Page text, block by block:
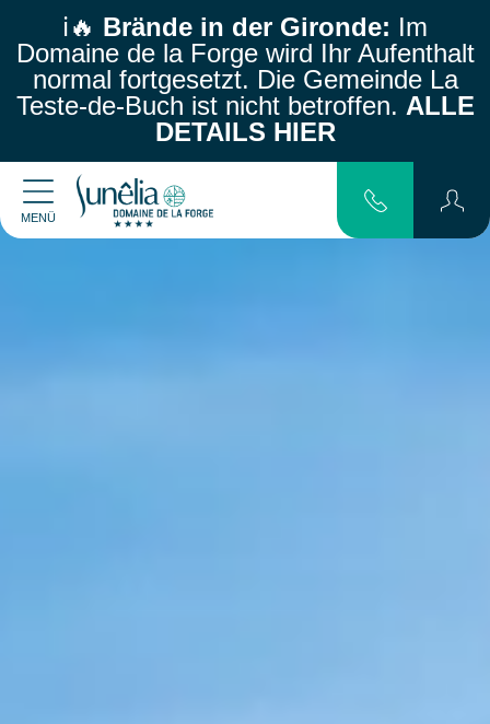
ℹ️🔥 Brände in der Gironde: Im
Domaine de la Forge wird Ihr Aufenthalt
normal fortgesetzt. Die Gemeinde La
Teste-de-Buch ist nicht betroffen. ALLE
DETAILS HIER
MENÜ